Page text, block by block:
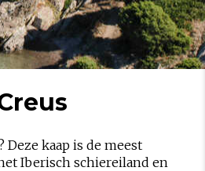
Deze kaap is de meest
Iberisch schiereiland en